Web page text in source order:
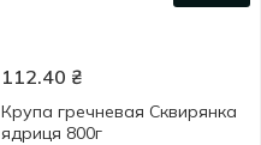
112.40 ₴
Крупа гречневая Сквирянка
ядриця 800г